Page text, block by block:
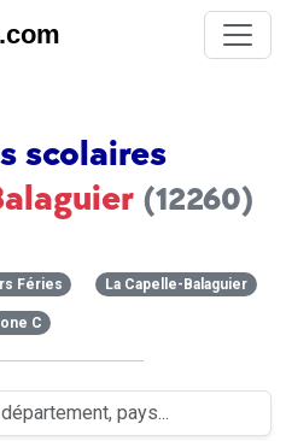
scolaires
(12260)
Féries La Capelle-Balaguier
C